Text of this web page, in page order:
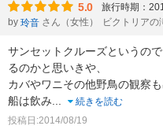
5.0 旅行時期：
by 玲音 さん（女性） ビクトリアの
サンセットクルーズというの
るのかと思いきや、
カバやワニその他野鳥の観察も
船は飲み
続きを読む
投稿日:2014/08/19